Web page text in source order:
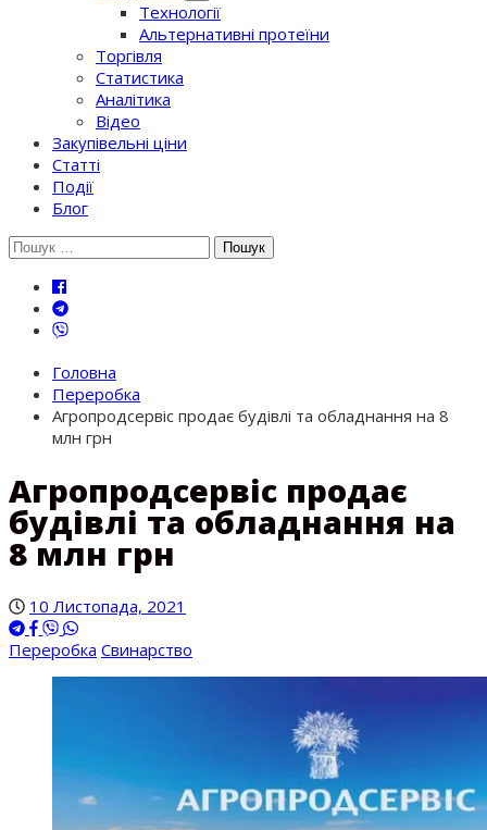
Технології
Альтернативні протеїни
Торгівля
Статистика
Аналітика
Відео
Закупівельні ціни
Статті
Події
Блог
Шукати:
Головна
Переробка
Агропродсервіс продає будівлі та обладнання на 8
млн грн
Агропродсервіс продає
будівлі та обладнання на
8 млн грн
10 Листопада, 2021
Переробка Свинарство